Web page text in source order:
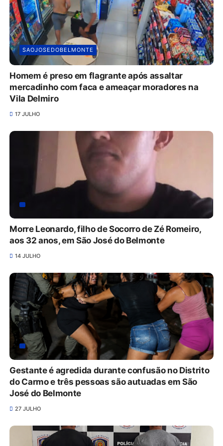
SAOJOSEDOBELMONTE
Homem é preso em flagrante após assaltar
mercadinho com faca e ameaçar moradores na
Vila Delmiro
17 JULHO
Morre Leonardo, filho de Socorro de Zé Romeiro,
aos 32 anos, em São José do Belmonte
14 JULHO
Gestante é agredida durante confusão no Distrito
do Carmo e três pessoas são autuadas em São
José do Belmonte
27 JULHO